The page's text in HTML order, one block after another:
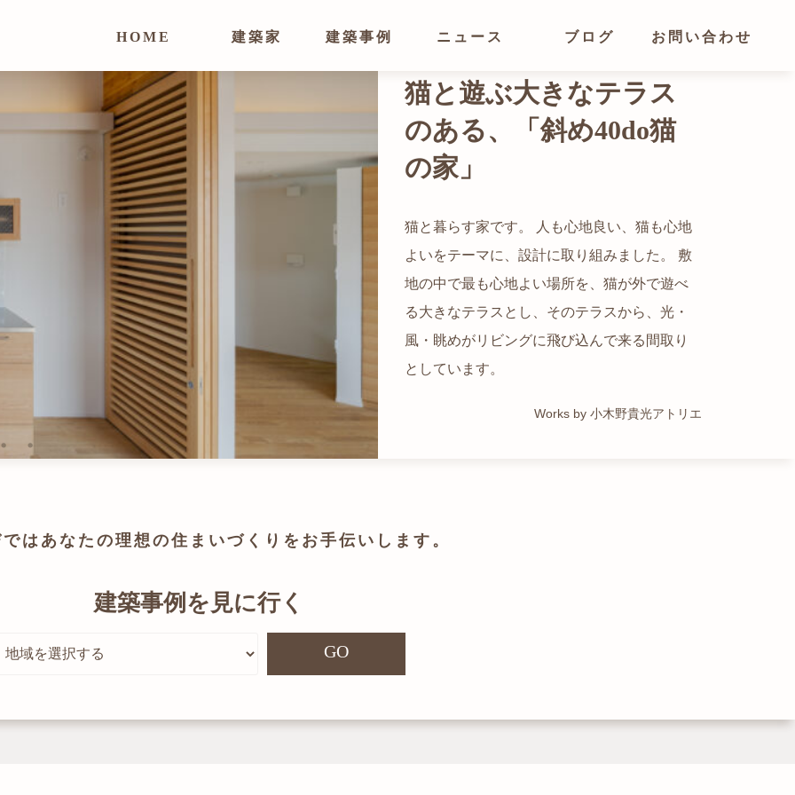
HOME 建築家 建築事例 ニュース ブログ お問い合わせ
猫と暮らす家です。 人も心地良い、猫も心地
よいをテーマに、設計に取り組みました。 敷
地の中で最も心地よい場所を、猫が外で遊べ
る大きなテラスとし、そのテラスから、光・
風・眺めがリビングに飛び込んで来る間取り
としています。
Works by 小木野貴光アトリエ
光が溢れ、広がりある
都心でありながらも緑の多いエリアです。 そ
の緑の借景も取り入れること、窓の配置を工
夫することで、光を取り入れながらも、カー
テンを閉じずに生活できる様設計していま
す。
Works by トレイルアーキテクツ 一級建築士事務所
自然の中の岩山を切り開いて造った、ワイル
ドなゲストハウスをイメージした空間が広が
る都市型住宅です。
Works by ZAG空間設計舎
かつての機織り工場が、その趣を残しつつ孫
世帯の住居へと蘇りました。
Works by ZAG空間設計舎
は あなたの理想の住まいづくりを お手伝いします。
建築事例を見に行く
GO